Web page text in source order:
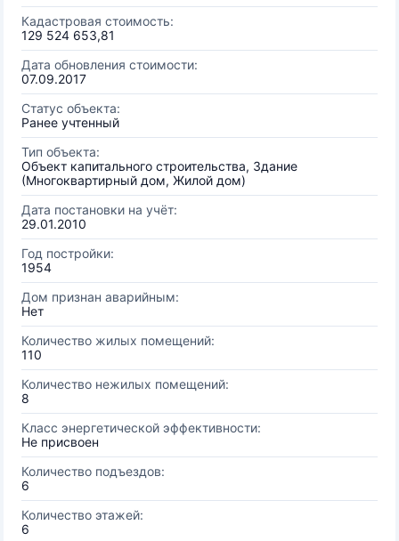
Кадастровая стоимость:
129 524 653,81
Дата обновления стоимости:
07.09.2017
Статус объекта:
Ранее учтенный
Тип объекта:
Объект капитального строительства, Здание
(Многоквартирный дом, Жилой дом)
Дата постановки на учёт:
29.01.2010
Год постройки:
1954
Дом признан аварийным:
Нет
Количество жилых помещений:
110
Количество нежилых помещений:
8
Класс энергетической эффективности:
Не присвоен
Количество подъездов:
6
Количество этажей:
6